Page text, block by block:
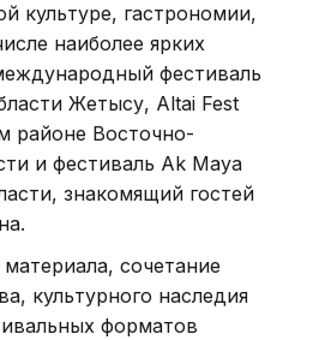
культуре, гастрономии,
наиболее ярких
фестиваль
Жетысу, Altai Fest
районе Восточно-
и фестиваль Ak Maya
знакомящий гостей
сочетание
культурного наследия
форматов